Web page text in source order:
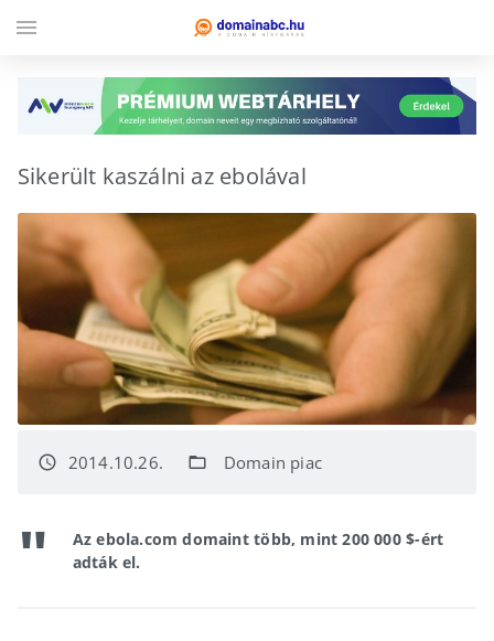
Sikerült kaszálni az ebolával
access_time 2014.10.26. folder_open Domain piac
Az ebola.com domaint több, mint 200 000 $-ért
adták el.
menu